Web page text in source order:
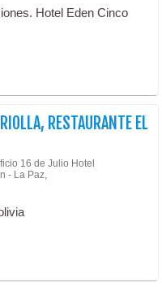
Hotel Eden Cinco
RESTAURANTE EL
16 de Julio Hotel
- La Paz,